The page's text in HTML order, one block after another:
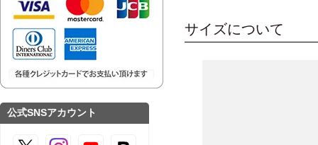
公式SNSアカウント
サイズについて